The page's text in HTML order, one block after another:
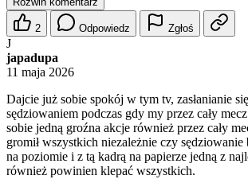
2 Odpowiedz Zgłoś
J
japadupa
11 maja 2026
Dajcie już sobie spokój w tym tv, zasłanianie
sędziowaniem podczas gdy my przez cały
sobie jedną groźna akcje również przez cały
gromił wszystkich niezależnie czy sędziowanie
na poziomie i z tą kadrą na papierze jedną z
również powinien klepać wszystkich.